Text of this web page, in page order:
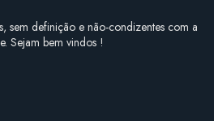
sem definição e não-condizentes com a
Sejam bem vindos !